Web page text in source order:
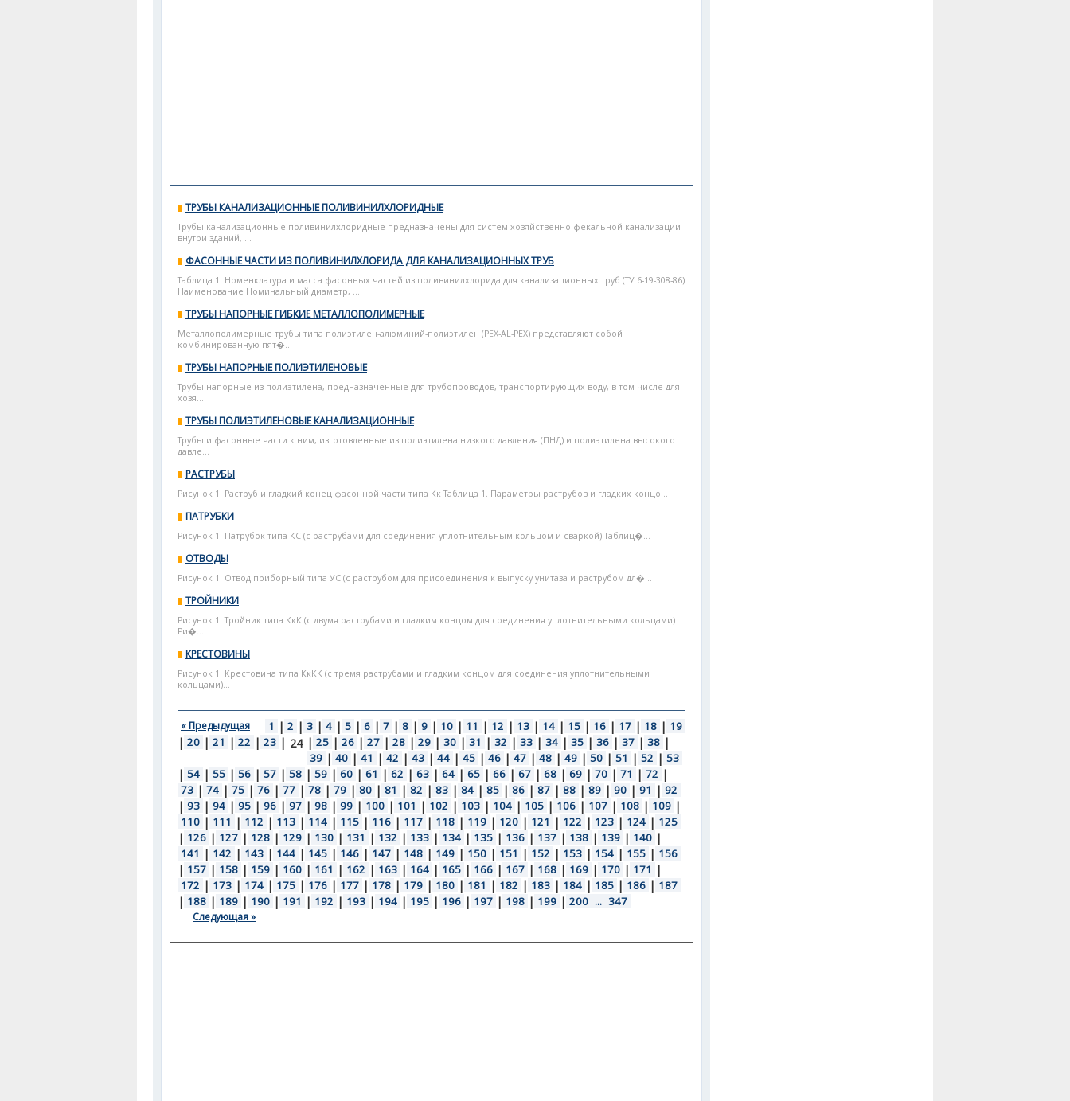
ТРУБЫ КАНАЛИЗАЦИОННЫЕ ПОЛИВИНИЛХЛОРИДНЫЕ
Трубы канализационные поливинилхлоридные предназначены для систем хозяйственно-фекальной канализации
внутри зданий, ...
ФАСОННЫЕ ЧАСТИ ИЗ ПОЛИВИНИЛХЛОРИДА ДЛЯ КАНАЛИЗАЦИОННЫХ ТРУБ
Таблица 1. Номенклатура и масса фасонных частей из поливинилхлорида для канализационных труб (ТУ 6-19-308-86)
Наименование Номинальный диаметр, ...
ТРУБЫ НАПОРНЫЕ ГИБКИЕ МЕТАЛЛОПОЛИМЕРНЫЕ
Металлополимерные трубы типа полиэтилен-алюминий-полиэтилен (PEX-AL-PEX) представляют собой
комбинированную пят�...
ТРУБЫ НАПОРНЫЕ ПОЛИЭТИЛЕНОВЫЕ
Трубы напорные из полиэтилена, предназначенные для трубопроводов, транспортирующих воду, в том числе для
хозя...
ТРУБЫ ПОЛИЭТИЛЕНОВЫЕ КАНАЛИЗАЦИОННЫЕ
Трубы и фасонные части к ним, изготовленные из полиэтилена низкого давления (ПНД) и полиэтилена высокого
давле...
РАСТРУБЫ
Рисунок 1. Раструб и гладкий конец фасонной части типа Кк Таблица 1. Параметры раструбов и гладких концо...
ПАТРУБКИ
Рисунок 1. Патрубок типа КС (с раструбами для соединения уплотнительным кольцом и сваркой) Таблиц�...
ОТВОДЫ
Рисунок 1. Отвод приборный типа УС (с раструбом для присоединения к выпуску унитаза и раструбом дл�...
ТРОЙНИКИ
Рисунок 1. Тройник типа КкК (с двумя раструбами и гладким концом для соединения уплотнительными кольцами)
Ри�...
КРЕСТОВИНЫ
Рисунок 1. Крестовина типа КкКК (с тремя раструбами и гладким концом для соединения уплотнительными
кольцами)...
« Предыдущая 1 | 2 | 3 | 4 | 5 | 6 | 7 | 8 | 9 | 10 | 11 | 12 | 13 | 14 | 15 | 16 | 17 | 18 | 19
| 20 | 21 | 22 | 23 | 24 | 25 | 26 | 27 | 28 | 29 | 30 | 31 | 32 | 33 | 34 | 35 | 36 | 37 | 38 |
39 | 40 | 41 | 42 | 43 | 44 | 45 | 46 | 47 | 48 | 49 | 50 | 51 | 52 | 53
| 54 | 55 | 56 | 57 | 58 | 59 | 60 | 61 | 62 | 63 | 64 | 65 | 66 | 67 | 68 | 69 | 70 | 71 | 72 |
73 | 74 | 75 | 76 | 77 | 78 | 79 | 80 | 81 | 82 | 83 | 84 | 85 | 86 | 87 | 88 | 89 | 90 | 91 | 92
| 93 | 94 | 95 | 96 | 97 | 98 | 99 | 100 | 101 | 102 | 103 | 104 | 105 | 106 | 107 | 108 | 109 |
110 | 111 | 112 | 113 | 114 | 115 | 116 | 117 | 118 | 119 | 120 | 121 | 122 | 123 | 124 | 125
| 126 | 127 | 128 | 129 | 130 | 131 | 132 | 133 | 134 | 135 | 136 | 137 | 138 | 139 | 140 |
141 | 142 | 143 | 144 | 145 | 146 | 147 | 148 | 149 | 150 | 151 | 152 | 153 | 154 | 155 | 156
| 157 | 158 | 159 | 160 | 161 | 162 | 163 | 164 | 165 | 166 | 167 | 168 | 169 | 170 | 171 |
172 | 173 | 174 | 175 | 176 | 177 | 178 | 179 | 180 | 181 | 182 | 183 | 184 | 185 | 186 | 187
| 188 | 189 | 190 | 191 | 192 | 193 | 194 | 195 | 196 | 197 | 198 | 199 | 200 ... 347
Следующая »